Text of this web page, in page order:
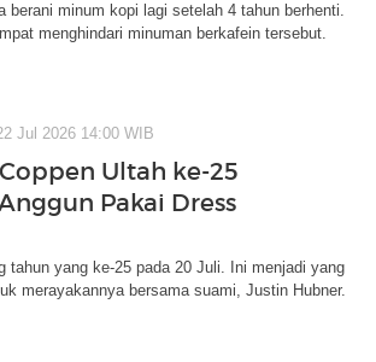
berani minum kopi lagi setelah 4 tahun berhenti.
menghindari minuman berkafein tersebut.
Jul 2026 14:00 WIB
Ultah ke-25
Pakai Dress
tahun yang ke-25 pada 20 Juli. Ini menjadi yang
merayakannya bersama suami, Justin Hubner.